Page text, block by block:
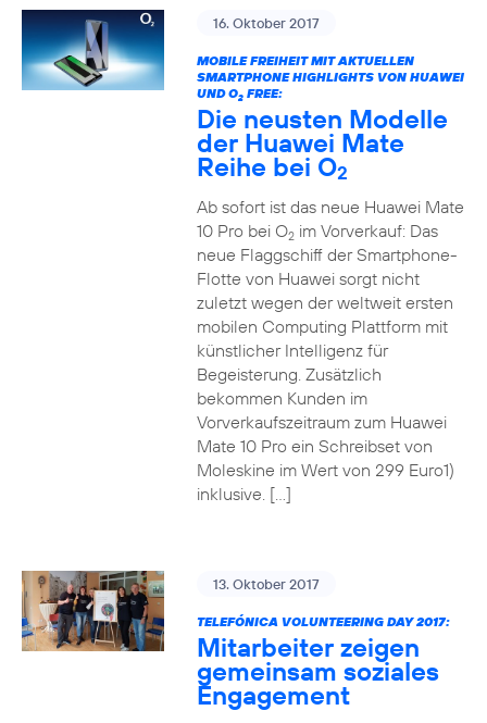
16. Oktober 2017
MOBILE FREIHEIT MIT AKTUELLEN
SMARTPHONE HIGHLIGHTS VON HUAWEI
UND O2FREE:
Die neusten Modelle
der Huawei Mate
Reihe bei O2
Ab sofort ist das neue Huawei Mate
10 Pro bei O2im Vorverkauf: Das
neue Flaggschiff der Smartphone-
Flotte von Huawei sorgt nicht
zuletzt wegen der weltweit ersten
mobilen Computing Plattform mit
künstlicher Intelligenz für
Begeisterung. Zusätzlich
bekommen Kunden im
Vorverkaufszeitraum zum Huawei
Mate 10 Pro ein Schreibset von
Moleskine im Wert von 299 Euro1)
inklusive. […]
13. Oktober 2017
TELEFÓNICA VOLUNTEERING DAY 2017:
Mitarbeiter zeigen
gemeinsam soziales
Engagement